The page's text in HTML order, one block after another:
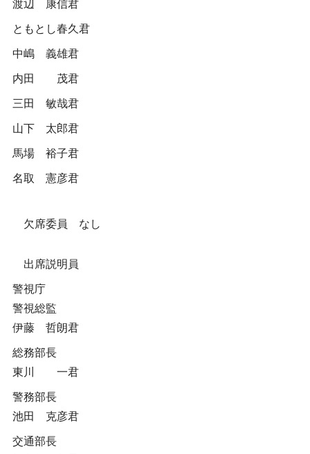
渡辺 康信君
ともとし春久君
中嶋 義雄君
内田 茂君
三田 敏哉君
山下 太郎君
馬場 裕子君
名取 憲彦君
欠席委員 なし
出席説明員
警視庁
警視総監
伊藤 哲朗君
総務部長
東川 一君
警務部長
池田 克彦君
交通部長